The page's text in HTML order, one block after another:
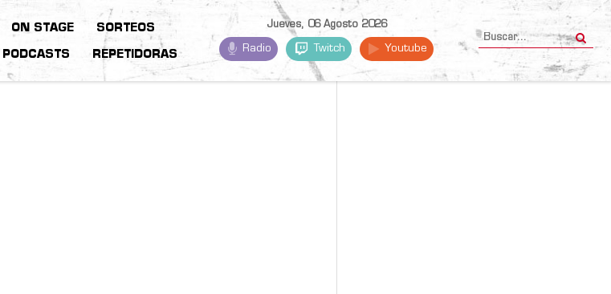
ON STAGE SORTEOS
PODCASTS REPETIDORAS
Jueves, 06 Agosto 2026
Radio Twitch Youtube